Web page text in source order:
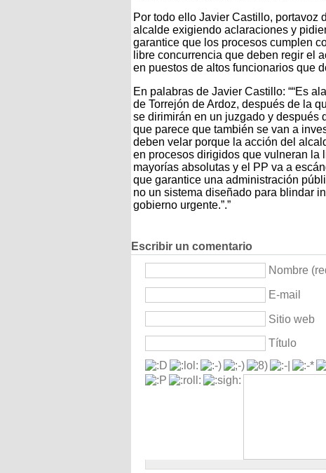
Por todo ello Javier Castillo, portavoz
alcalde exigiendo aclaraciones y
garantice que los procesos cumplen
libre concurrencia que deben regir el
en puestos de altos funcionarios que
En palabras de Javier Castillo: ““Es
de Torrejón de Ardoz, después de la
se dirimirán en un juzgado y después
que parece que también se van a
deben velar porque la acción del
en procesos dirigidos que vulneran la
mayorías absolutas y el PP va a
que garantice una administración
no un sistema diseñado para blindar
gobierno urgente.”.”
Escribir un comentario
Nombre
E-mail
Sitio web
Título